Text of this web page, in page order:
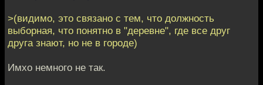
>(видимо, это связано с тем, что должность
выборная, что понятно в "деревне", где все друг
друга знают, но не в городе)
Имхо немного не так.